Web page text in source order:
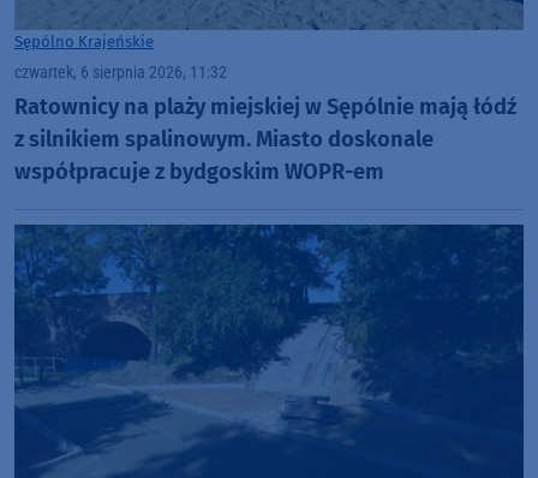
Sępólno Krajeńskie
czwartek, 6 sierpnia 2026, 11:32
Ratownicy na plaży miejskiej w Sępólnie mają łódź
z silnikiem spalinowym. Miasto doskonale
współpracuje z bydgoskim WOPR-em